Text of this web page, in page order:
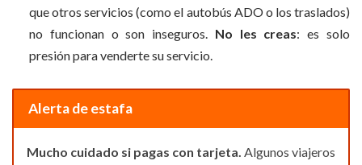
que otros servicios (como el autobús ADO o los traslados)
no funcionan o son inseguros. No les creas: es solo
presión para venderte su servicio.
Alerta de estafa
Mucho cuidado si pagas con tarjeta. Algunos viajeros